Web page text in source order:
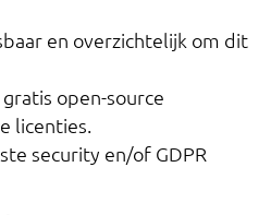
en overzichtelijk om dit
open-source
licenties.
security en/of GDPR